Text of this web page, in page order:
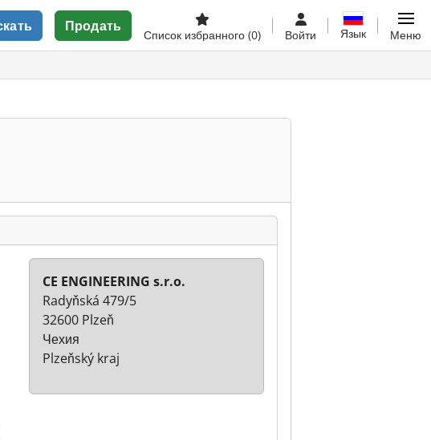
Продать
Список избранного (0) Войти Язык Меню
CE ENGINEERING s.r.o.
Radyňská 479/5
32600 Plzeň
Чехия
Plzeňský kraj